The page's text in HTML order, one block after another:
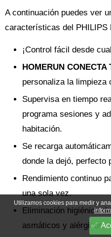
A continuación puedes ver
características del PHILIPS
¡Control fácil desde
HOMERUN CONECTA
personaliza la limpieza
Supervisa en tiempo
programa sesiones y
habitación.
Se recarga
donde la dejó, perfecto
Rendimiento continuo
una sola vez.
Eliminación higiénica
asmáticos y alérgicos.
Utilizamos cookies para medir y